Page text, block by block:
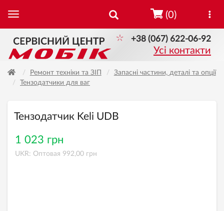
+38 (067) 622-06-92
Усі контакти
(0)
Ремонт техніки та ЗІП
Запасні частини, деталі та опції
Тензодатчики для ваг
Тензодатчик Keli UDB
1 023 грн
UKR: Оптовая 992,00 грн